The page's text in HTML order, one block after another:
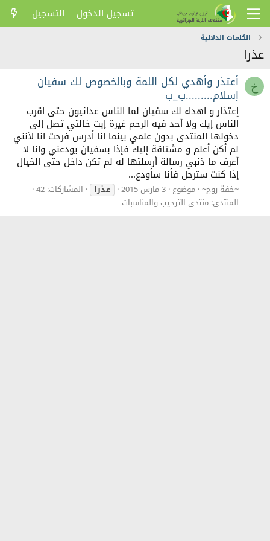
تسجيل الدخول التسجيل
الكلمات الدلالية
عذرا
خ أعتذر وأهدي لكل اللمة وبالخصوص لك سفيان
إسلام.........ب_ب
إعتذار و اهداء لك سفيان لما الناس عدائيون حتى اقرب
الناس إيك ولا أحد فيه الرحم غيرة إبت خالتي تصل إلى
دخولها المنتدى بدون علمي بينما انا أدرس فرحت انا لأنني
لم أكن أعلم و مشتاقة إليك فإذا بسفيان يودعني وانا لا
أعرف ما ذنبي رسالة أرسلتها له لم تكن داخل حتى الخيال
إذا كنت سترحل فأنا سأودع...
~خفة روح~ موضوع 3 مارس 2015 عذرا
المشاركات: 42
المنتدى: منتدى الترحيب والمناسبات